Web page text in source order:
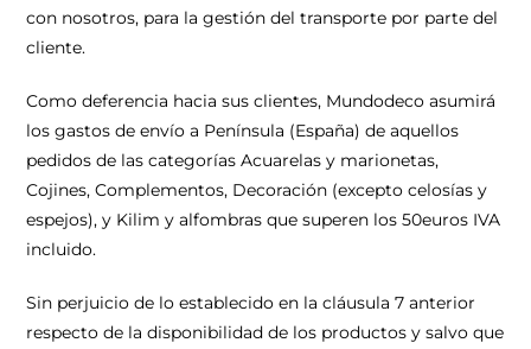
con nosotros, para la gestión del transporte por parte del
cliente.
Como deferencia hacia sus clientes, Mundodeco asumirá
los gastos de envío a Península (España) de aquellos
pedidos de las categorías Acuarelas y marionetas,
Cojines, Complementos, Decoración (excepto celosías y
espejos), y Kilim y alfombras que superen los 50euros IVA
incluido.
Sin perjuicio de lo establecido en la cláusula 7 anterior
respecto de la disponibilidad de los productos y salvo que